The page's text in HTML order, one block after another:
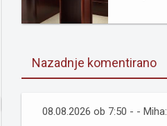
Nazadnje komentirano
08.08.2026 ob 7:50 - - Miha: